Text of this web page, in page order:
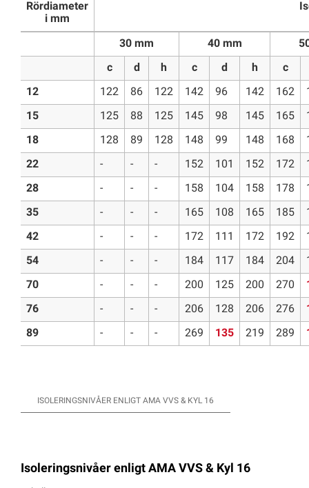
Rördiameter
i mm
30 mm 40 mm
c d h c d h c
12 122 86 122 142 96 142 162
15 125 88 125 145 98 145 165
18 128 89 128 148 99 148 168
22 - - - 152 101 152 172
28 - - - 158 104 158 178
35 - - - 165 108 165 185
42 - - - 172 111 172 192
54 - - - 184 117 184 204
70 - - - 200 125 200 270
76 - - - 206 128 206 276
89 - - - 269 135 219 289
ISOLERINGSNIVÅER ENLIGT AMA VVS & KYL 16
Isoleringsnivåer enligt AMA VVS & Kyl 16